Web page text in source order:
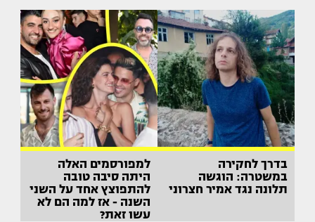
בדרך לחקירה
במשטרה: הוגשה
תלונה נגד אמיר חצרוני
למפורסמים האלה
היתה סיבה טובה
להתפוצץ אחד על השני
השנה - אז למה הם לא
עשו זאת?